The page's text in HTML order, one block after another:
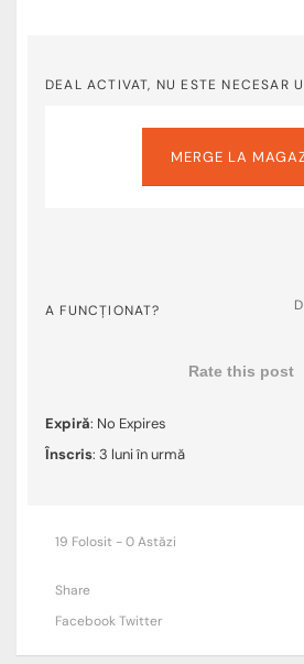
DEAL ACTIVAT, NU ESTE NECESAR
MERGE LA
A FUNCȚIONAT?
Rate this post
Expiră: No Expires
Înscris: 3 luni în urmă
19 Folosit - 0 Astăzi
Share
FacebookTwitter